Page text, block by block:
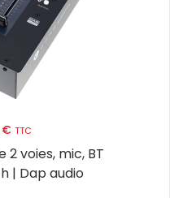
€ TTC
2 voies, mic, BT
| Dap audio